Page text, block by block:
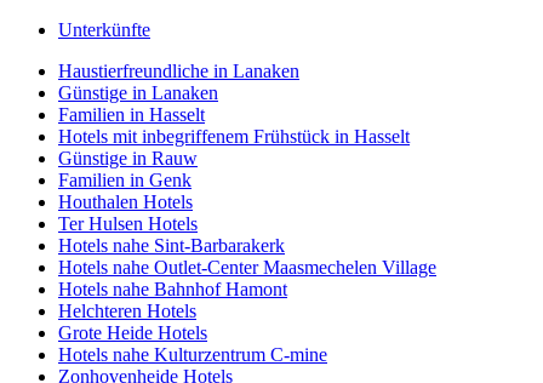
Unterkünfte
Haustierfreundliche in Lanaken
Günstige in Lanaken
Familien in Hasselt
Hotels mit inbegriffenem Frühstück in Hasselt
Günstige in Rauw
Familien in Genk
Houthalen Hotels
Ter Hulsen Hotels
Hotels nahe Sint-Barbarakerk
Hotels nahe Outlet-Center Maasmechelen Village
Hotels nahe Bahnhof Hamont
Helchteren Hotels
Grote Heide Hotels
Hotels nahe Kulturzentrum C-mine
Zonhovenheide Hotels